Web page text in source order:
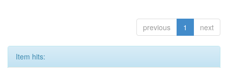
previous 1 next
Item hits: